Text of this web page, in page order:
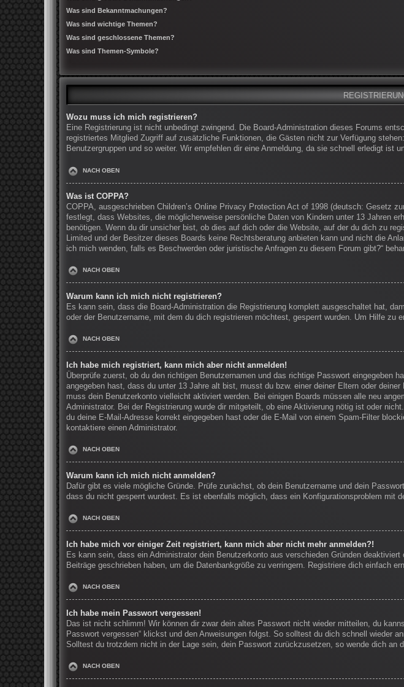
Was sind Bekanntmachungen?
Was sind wichtige Themen?
Was sind geschlossene Themen?
Was sind Themen-Symbole?
Wozu muss ich mich registrieren?
Eine Registrierung ist nicht unbedingt zwingend. Die Board-Administration dieses Forums
registriertes Mitglied Zugriff auf zusätzliche Funktionen, die Gästen nicht zur Verfügung
Benutzergruppen und so weiter. Wir empfehlen dir eine Anmeldung, da sie schnell erledigt ist
NACH OBEN
Was ist COPPA?
COPPA, ausgeschrieben Children’s Online Privacy Protection Act of 1998 (deutsch: Gesetz
festlegt, dass Websites, die möglicherweise persönliche Daten von Kindern unter 13 Jahren
benötigen. Wenn du dir unsicher bist, ob dies auf dich oder die Website, auf der du dich zu
Limited und der Besitzer dieses Boards keine Rechtsberatung anbieten kann und nicht die
ich mich wenden, falls es Beschwerden oder juristische Anfragen zu diesem Forum gibt?“
NACH OBEN
Warum kann ich mich nicht registrieren?
Es kann sein, dass die Board-Administration die Registrierung komplett ausgeschaltet hat,
oder der Benutzername, mit dem du dich registrieren möchtest, gesperrt wurden. Um Hilfe zu
NACH OBEN
Ich habe mich registriert, kann mich aber nicht anmelden!
Überprüfe zuerst, ob du den richtigen Benutzernamen und das richtige Passwort eingegeben
angegeben hast, dass du unter 13 Jahre alt bist, musst du bzw. einer deiner Eltern oder
muss dein Benutzerkonto vielleicht aktiviert werden. Bei einigen Boards müssen alle neu
Administrator. Bei der Registrierung wurde dir mitgeteilt, ob eine Aktivierung nötig ist oder
du deine E-Mail-Adresse korrekt eingegeben hast oder die E-Mail von einem Spam-Filter
kontaktiere einen Administrator.
NACH OBEN
Warum kann ich mich nicht anmelden?
Dafür gibt es viele mögliche Gründe. Prüfe zunächst, ob dein Benutzername und dein
dass du nicht gesperrt wurdest. Es ist ebenfalls möglich, dass ein Konfigurationsproblem mit
NACH OBEN
Ich habe mich vor einiger Zeit registriert, kann mich aber nicht mehr anmelden?!
Es kann sein, dass ein Administrator dein Benutzerkonto aus verschieden Gründen
Beiträge geschrieben haben, um die Datenbankgröße zu verringern. Registriere dich einfach
NACH OBEN
Ich habe mein Passwort vergessen!
Das ist nicht schlimm! Wir können dir zwar dein altes Passwort nicht wieder mitteilen, du
Passwort vergessen“ klickst und den Anweisungen folgst. So solltest du dich schnell wieder
Solltest du trotzdem nicht in der Lage sein, dein Passwort zurückzusetzen, so wende dich an
NACH OBEN